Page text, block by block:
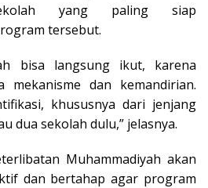
yang paling siap
tersebut.
bisa langsung ikut, karena
mekanisme dan kemandirian.
khususnya dari jenjang
dua sekolah dulu,” jelasnya.
Muhammadiyah akan
dan bertahap agar program